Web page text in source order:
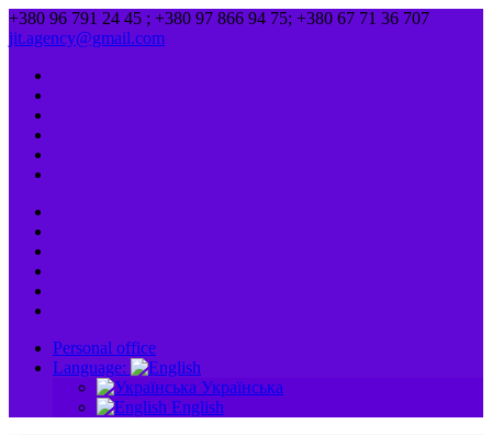
+380 96 791 24 45 ; +380 97 866 94 75; +380 67 71 36 707
jit.agency@gmail.com
Personal office
Language:
Українська
English